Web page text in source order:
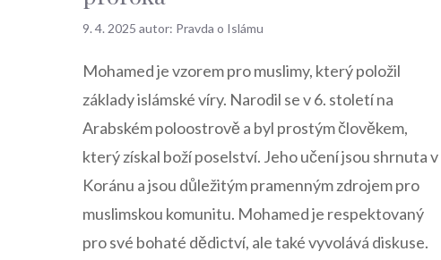
9. 4. 2025 autor: Pravda o Islámu
Mohamed je vzorem pro muslimy, který položil
základy islámské víry. Narodil se v 6. století na
Arabském poloostrově a byl prostým člověkem,
který získal boží poselství. Jeho učení jsou shrnuta v
Koránu a jsou důležitým pramenným zdrojem pro
muslimskou komunitu. Mohamed je respektovaný
pro své bohaté dědictví, ale také vyvolává diskuse.